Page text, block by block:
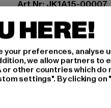
Art.Nr: JK1A15-00007
Hersteller: Chusaja
GRÖSSE
HERE!
preferences, analyse
we allow partners to
other countries which do
settings". By clicking